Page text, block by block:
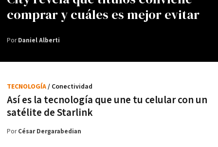
comprar y cuáles es mejor evitar
PorDaniel Alberti
Así es la tecnología que une tu celular con un
satélite de Starlink
TECNOLOGÍA/ Conectividad
PorCésar Dergarabedian